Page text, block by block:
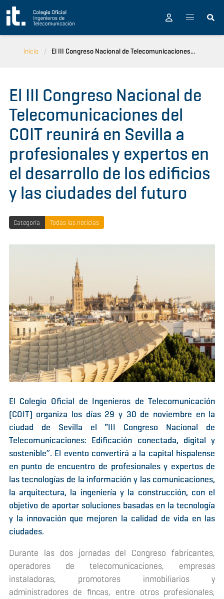
Pasar al contenido principal
Inicio El III Congreso Nacional de Telecomunicaciones...
El III Congreso Nacional de
Telecomunicaciones del
COIT reunirá en Sevilla a
profesionales y expertos en
el desarrollo de los edificios
y las ciudades del futuro
Categoría Todas las noticias
El Colegio Oficial de Ingenieros de Telecomunicación
(COIT) organiza los días 29 y 30 de noviembre en la
ciudad de Sevilla el “III Congreso Nacional de
Telecomunicaciones: Edificación conectada, digital y
sostenible”. El evento convertirá a la capital hispalense
en punto de encuentro de profesionales y expertos de
las tecnologías de la información y las comunicaciones,
la arquitectura, la ingeniería y la construcción, con el
objetivo de aportar soluciones basadas en la tecnología
y la innovación que mejoren la calidad de vida en las
ciudades.
Durante las dos jornadas del Congreso fabricantes,
operadores de telecomunicaciones, empresas
instaladoras, promotores inmobiliarios y
administradores de fincas, entre otros profesionales,